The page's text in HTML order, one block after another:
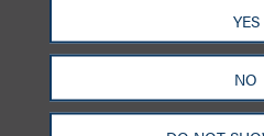
YES
NO
Kenneth R.
(he/him)
Chairman